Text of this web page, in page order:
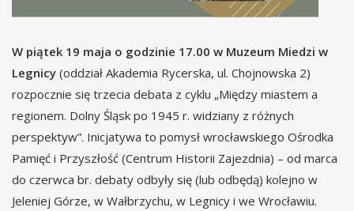
W piątek 19 maja o godzinie 17.00 w Muzeum Miedzi w
Legnicy (oddział Akademia Rycerska, ul. Chojnowska 2)
rozpocznie się trzecia debata z cyklu „Między miastem a
regionem. Dolny Śląsk po 1945 r. widziany z różnych
perspektyw”. Inicjatywa to pomysł wrocławskiego Ośrodka
Pamięć i Przyszłość (Centrum Historii Zajezdnia) – od marca
do czerwca br. debaty odbyły się (lub odbędą) kolejno w
Jeleniej Górze, w Wałbrzychu, w Legnicy i we Wrocławiu.